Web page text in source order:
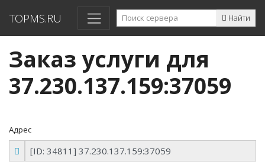
TOPMS.RU Найти
Заказ услуги для
37.230.137.159:37059
Адрес